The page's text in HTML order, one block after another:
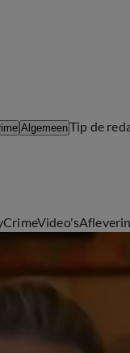
AlgemeenTip de
CrimeVideo's